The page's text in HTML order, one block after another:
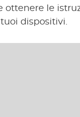
ottenere le
dispositivi.